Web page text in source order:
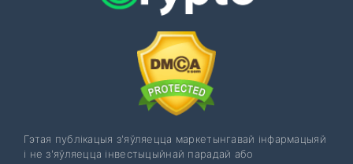
Гэтая публікацыя з'яўляецца маркетынгавай інфармацыяй
і не з'яўляецца інвестыцыйнай парадай або